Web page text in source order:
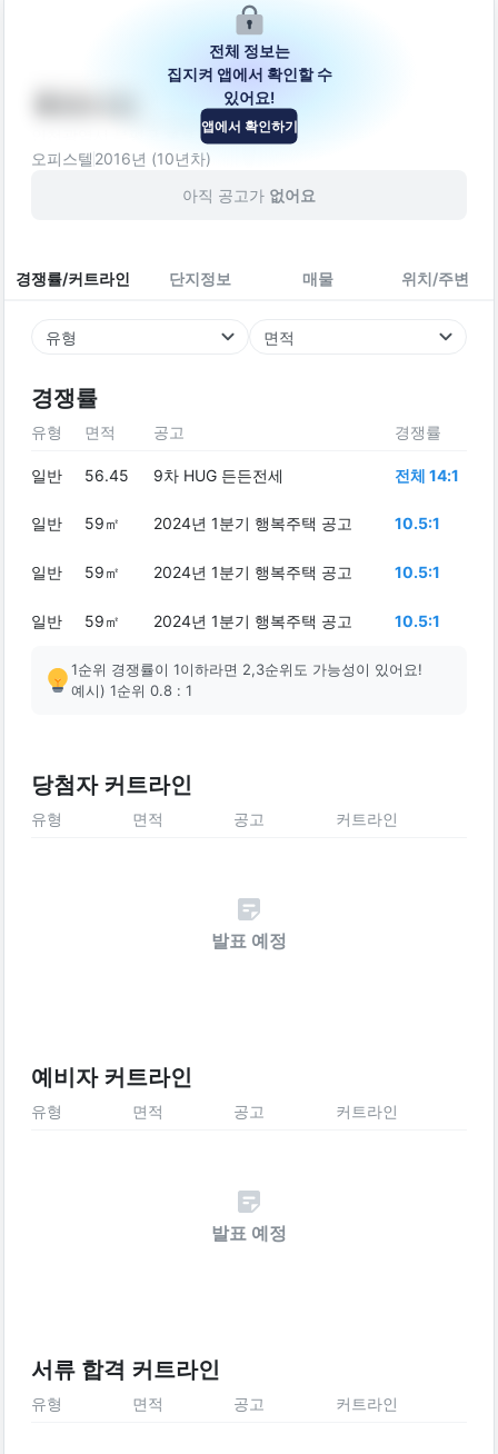
인천광역시 부평구 부흥로286번길 30
오피스텔 2016년 (10년차)
아직 공고가 없어요
경쟁률/커트라인 단지정보 매물 위치/주변
유형 면적
경쟁률
전체 정보는
집지켜 앱에서 확인할 수
있어요!
앱에서 확인하기
유형 면적 공고 경쟁률
일반 56.45 9차 HUG 든든전세 전체 14:1
일반 59㎡ 2024년 1분기 행복주택 공고 10.5:1
일반 59㎡ 2024년 1분기 행복주택 공고 10.5:1
일반 59㎡ 2024년 1분기 행복주택 공고 10.5:1
1순위 경쟁률이 1이하라면 2,3순위도 가능성이 있어요!
예시) 1순위 0.8 : 1
당첨자 커트라인
유형 면적 공고 커트라인
발표 예정
예비자 커트라인
유형 면적 공고 커트라인
발표 예정
서류 합격 커트라인
유형 면적 공고 커트라인